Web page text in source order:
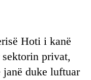
Hoti i kanë
sektorin privat,
duke luftuar